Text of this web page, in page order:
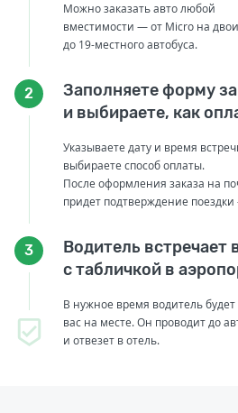
Можно заказать авто любой
вместимости — от Micro на
до 19-местного автобуса.
2
Заполняете форму
и выбираете, как
Указываете дату и время
выбираете способ оплаты.
После оформления заказа на
придет подтверждение
3
Водитель встречает
с табличкой в
В нужное время водитель
вас на месте. Он проводит до
и отвезет в отель.